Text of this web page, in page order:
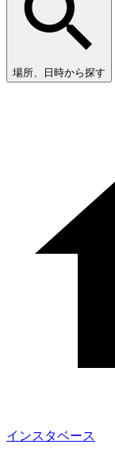
場所、日時から探す
インスタベース